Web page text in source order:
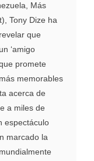
Más
Tony Dize ha
que
‘amigo
promete
memorables
acerca de
a miles de
espectáculo
marcado la